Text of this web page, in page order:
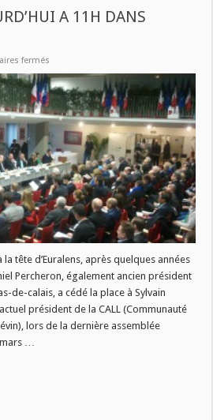
A 11H DANS
fermés
AUJOURD’HUI
A
DANS
SAVOIR
PLUS
tête d’Euralens, après quelques années
Percheron, également ancien président
de-calais, a cédé la place à Sylvain
président de la CALL (Communauté
lors de la dernière assemblée
mars …